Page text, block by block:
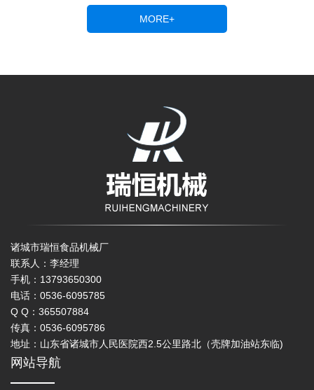
MORE+
诸城市瑞恒食品机械厂
联系人：李经理
手机：13793650300
电话：0536-6095785
Q Q：365507884
传真：0536-6095786
地址：山东省诸城市人民医院西2.5公里路北（壳牌加油站东临)
网站导航